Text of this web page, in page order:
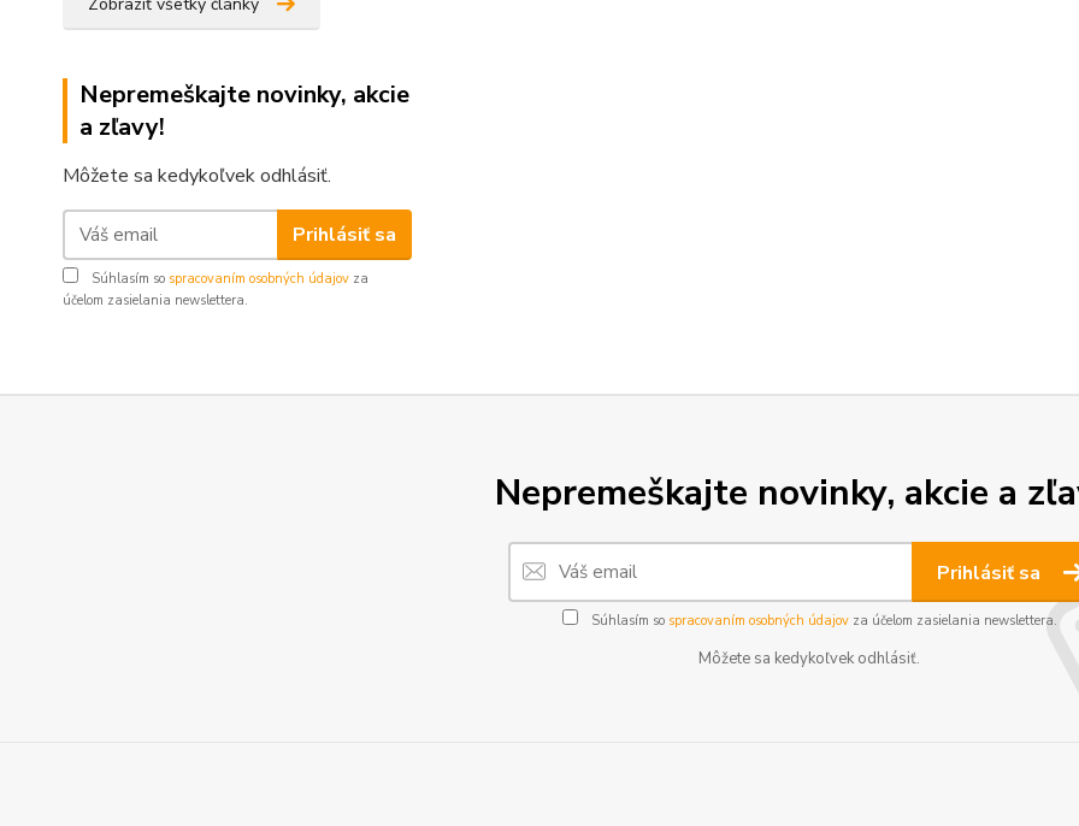
Nepremeškajte novinky, akcie
a zľavy!
Môžete sa kedykoľvek odhlásiť.
Prihlásiť sa
Súhlasím so spracovaním osobných údajov za
účelom zasielania newslettera.
Nepremeškajte novinky, akcie a
Prihlásiť sa
Súhlasím so spracovaním osobných údajovza účelom zasielania newslettera.
Môžete sa kedykoľvek odhlásiť.